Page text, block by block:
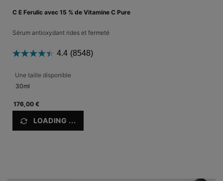
C E Ferulic avec 15 % de Vitamine C Pure
Sérum antioxydant rides et fermeté
4.4 (8548)
Une taille disponible
30ml
176,00 €
LOADING ...